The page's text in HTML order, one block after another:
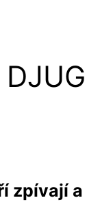
zpívají a